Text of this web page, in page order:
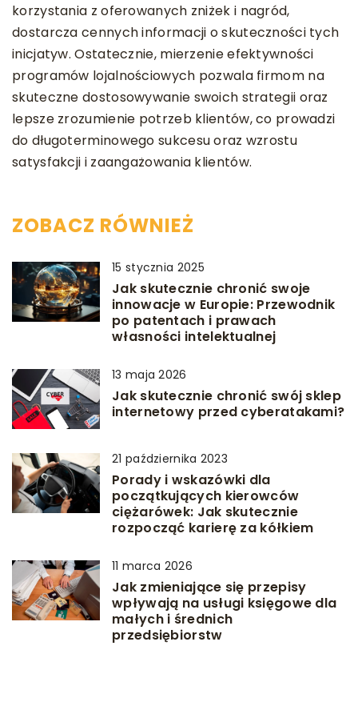
korzystania z oferowanych zniżek i nagród,
dostarcza cennych informacji o skuteczności tych
inicjatyw. Ostatecznie, mierzenie efektywności
programów lojalnościowych pozwala firmom na
skuteczne dostosowywanie swoich strategii oraz
lepsze zrozumienie potrzeb klientów, co prowadzi
do długoterminowego sukcesu oraz wzrostu
satysfakcji i zaangażowania klientów.
ZOBACZ RÓWNIEŻ
15 stycznia 2025
Jak skutecznie chronić swoje
innowacje w Europie: Przewodnik
po patentach i prawach
własności intelektualnej
13 maja 2026
Jak skutecznie chronić swój sklep
internetowy przed cyberatakami?
21 października 2023
Porady i wskazówki dla
początkujących kierowców
ciężarówek: Jak skutecznie
rozpocząć karierę za kółkiem
11 marca 2026
Jak zmieniające się przepisy
wpływają na usługi księgowe dla
małych i średnich
przedsiębiorstw